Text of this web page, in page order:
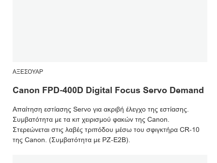
ΑΞΕΣΟΥΆΡ
Canon FPD-400D Digital Focus Servo Demand
Απαίτηση εστίασης Servo για ακριβή έλεγχο της εστίασης.
Συμβατότητα με τα κιτ χειρισμού φακών της Canon.
Στερεώνεται στις λαβές τριπόδου μέσω του σφιγκτήρα CR-10
της Canon. (Συμβατότητα με PZ-E2B).